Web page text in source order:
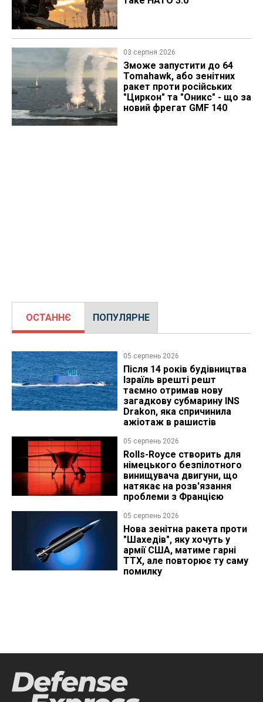
03 серпня 2026
Зможе запустити до 64
Tomahawk, або зенітних
ракет проти російських
"Циркон" та "Оникс" - що за
новий фрегат GMF 140
ОСТАННЄ ПОПУЛЯРНЕ
05 серпень 2026
Після 14 років будівництва
Ізраїль врешті решт
таємно отримав нову
загадкову субмарину INS
Drakon, яка спричинила
ажіотаж в рашистів
05 серпень 2026
Rolls-Royce створить для
німецького безпілотного
винищувача двигуни, що
натякає на розв'язання
проблеми з Францією
05 серпень 2026
Нова зенітна ракета проти
"Шахедів", яку хочуть у
армії США, матиме гарні
ТТХ, але повторює ту саму
помилку